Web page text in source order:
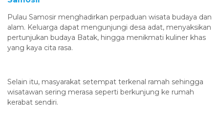
Pulau Samosir menghadirkan perpaduan wisata budaya dan
alam. Keluarga dapat mengunjungi desa adat, menyaksikan
pertunjukan budaya Batak, hingga menikmati kuliner khas
yang kaya cita rasa.
Selain itu, masyarakat setempat terkenal ramah sehingga
wisatawan sering merasa seperti berkunjung ke rumah
kerabat sendiri.